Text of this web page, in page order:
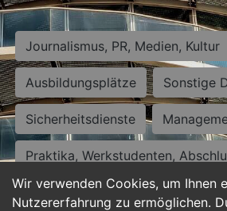
Wir verwenden Cookies, um Ihnen
Nutzererfahrung zu ermöglichen.
Journalismus, PR, Medien, Kultur
Ausbildungsplätze Sonstige
Sicherheitsdienste
Praktika, Werkstudenten,
Personalwesen Assistenz,